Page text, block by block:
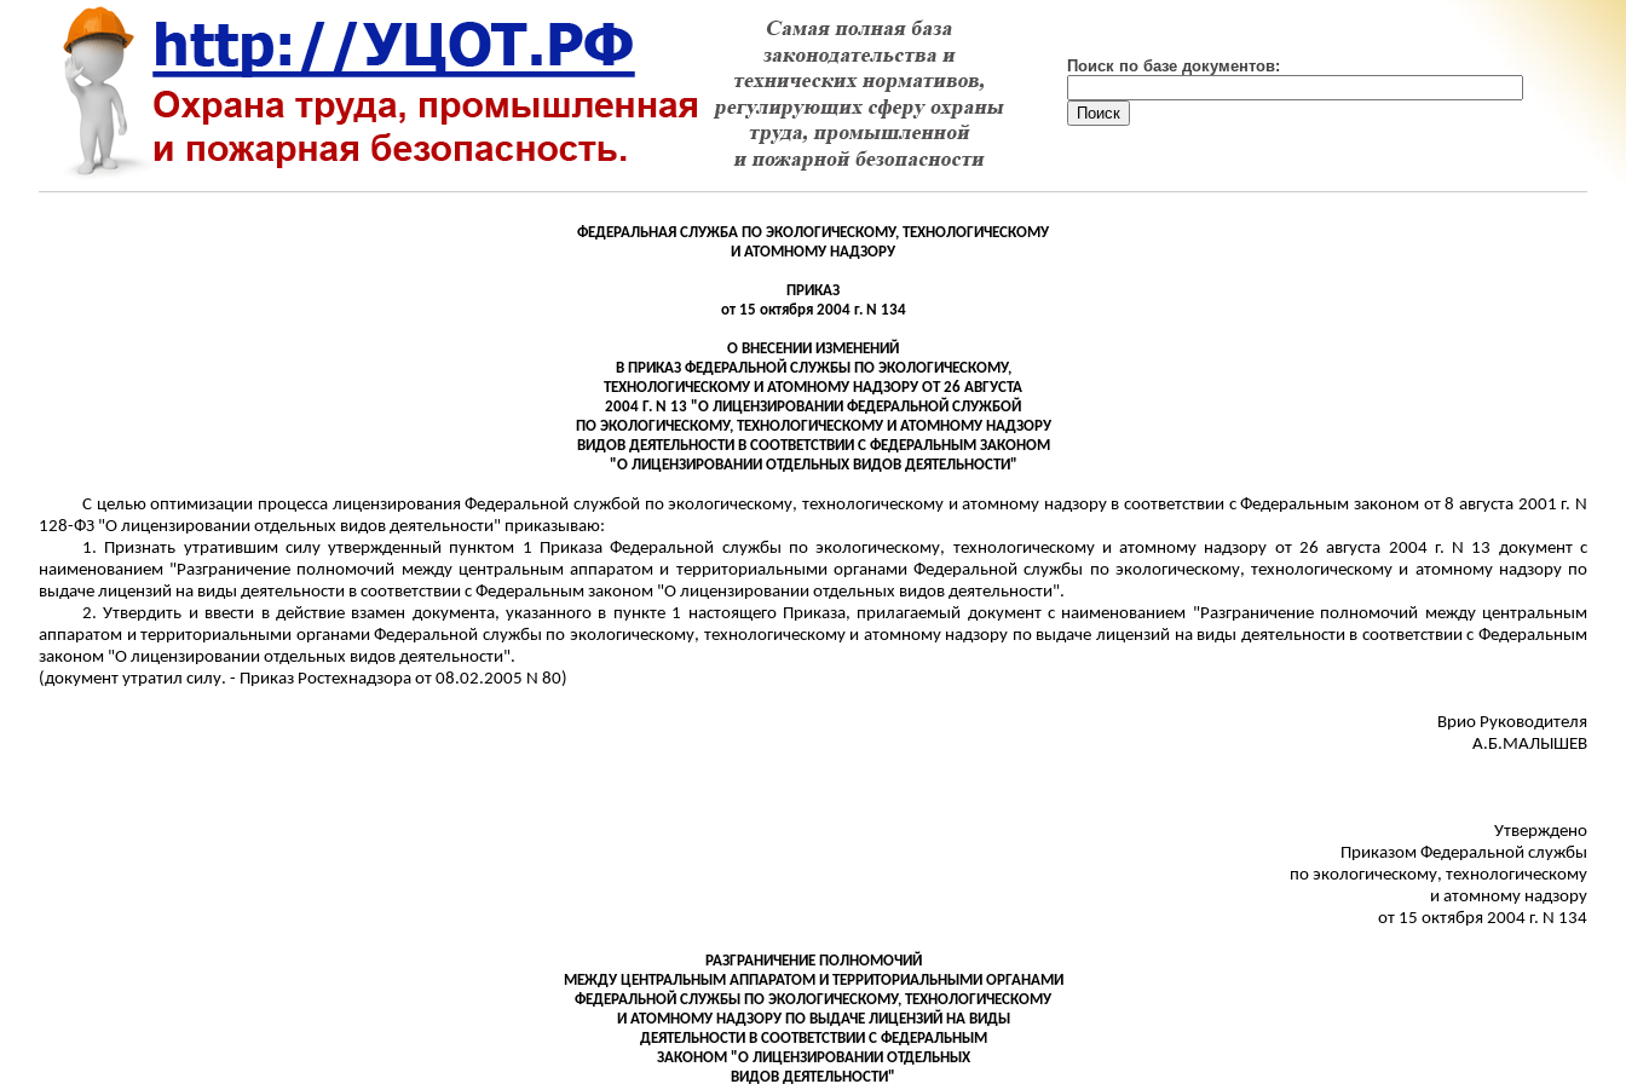
Поиск по базе документов:
ФЕДЕРАЛЬНАЯ СЛУЖБА ПО ЭКОЛОГИЧЕСКОМУ, ТЕХНОЛОГИЧЕСКОМУ
И АТОМНОМУ НАДЗОРУ
ПРИКАЗ
от 15 октября 2004 г. N 134
О ВНЕСЕНИИ ИЗМЕНЕНИЙ
В ПРИКАЗ ФЕДЕРАЛЬНОЙ СЛУЖБЫ ПО ЭКОЛОГИЧЕСКОМУ,
ТЕХНОЛОГИЧЕСКОМУ И АТОМНОМУ НАДЗОРУ ОТ 26 АВГУСТА
2004 Г. N 13 "О ЛИЦЕНЗИРОВАНИИ ФЕДЕРАЛЬНОЙ СЛУЖБОЙ
ПО ЭКОЛОГИЧЕСКОМУ, ТЕХНОЛОГИЧЕСКОМУ И АТОМНОМУ НАДЗОРУ
ВИДОВ ДЕЯТЕЛЬНОСТИ В СООТВЕТСТВИИ С ФЕДЕРАЛЬНЫМ ЗАКОНОМ
"О ЛИЦЕНЗИРОВАНИИ ОТДЕЛЬНЫХ ВИДОВ ДЕЯТЕЛЬНОСТИ"
С целью оптимизации процесса лицензирования Федеральной службой по экологическому, технологическому и атомному надзору в соответствии с Федеральным законом от 8 августа 2001 г. N
128-ФЗ "О лицензировании отдельных видов деятельности" приказываю:
1. Признать утратившим силу утвержденный пунктом 1 Приказа Федеральной службы по экологическому, технологическому и атомному надзору от 26 августа 2004 г. N 13 документ с
наименованием "Разграничение полномочий между центральным аппаратом и территориальными органами Федеральной службы по экологическому, технологическому и атомному надзору по
выдаче лицензий на виды деятельности в соответствии с Федеральным законом "О лицензировании отдельных видов деятельности".
2. Утвердить и ввести в действие взамен документа, указанного в пункте 1 настоящего Приказа, прилагаемый документ с наименованием "Разграничение полномочий между центральным
аппаратом и территориальными органами Федеральной службы по экологическому, технологическому и атомному надзору по выдаче лицензий на виды деятельности в соответствии с Федеральным
законом "О лицензировании отдельных видов деятельности".
(документ утратил силу. - Приказ Ростехнадзора от 08.02.2005 N 80)
Врио Руководителя
А.Б.МАЛЫШЕВ
Утверждено
Приказом Федеральной службы
по экологическому, технологическому
и атомному надзору
от 15 октября 2004 г. N 134
РАЗГРАНИЧЕНИЕ ПОЛНОМОЧИЙ
МЕЖДУ ЦЕНТРАЛЬНЫМ АППАРАТОМ И ТЕРРИТОРИАЛЬНЫМИ ОРГАНАМИ
ФЕДЕРАЛЬНОЙ СЛУЖБЫ ПО ЭКОЛОГИЧЕСКОМУ, ТЕХНОЛОГИЧЕСКОМУ
И АТОМНОМУ НАДЗОРУ ПО ВЫДАЧЕ ЛИЦЕНЗИЙ НА ВИДЫ
ДЕЯТЕЛЬНОСТИ В СООТВЕТСТВИИ С ФЕДЕРАЛЬНЫМ
ЗАКОНОМ "О ЛИЦЕНЗИРОВАНИИ ОТДЕЛЬНЫХ
ВИДОВ ДЕЯТЕЛЬНОСТИ"